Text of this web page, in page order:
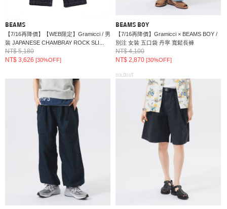
BEAMS
【7/16再降價】【WEB限定】Gramicci / 男
裝 JAPANESE CHAMBRAY ROCK SLI...
NT$ 5,180
NT$ 3,626 [30%OFF]
BEAMS BOY
【7/16再降價】Gramicci × BEAMS BOY /
別注 女裝 五口袋 丹寧 寬鬆長褲
NT$ 4,100
NT$ 2,870[30%OFF]
SOLDOUT